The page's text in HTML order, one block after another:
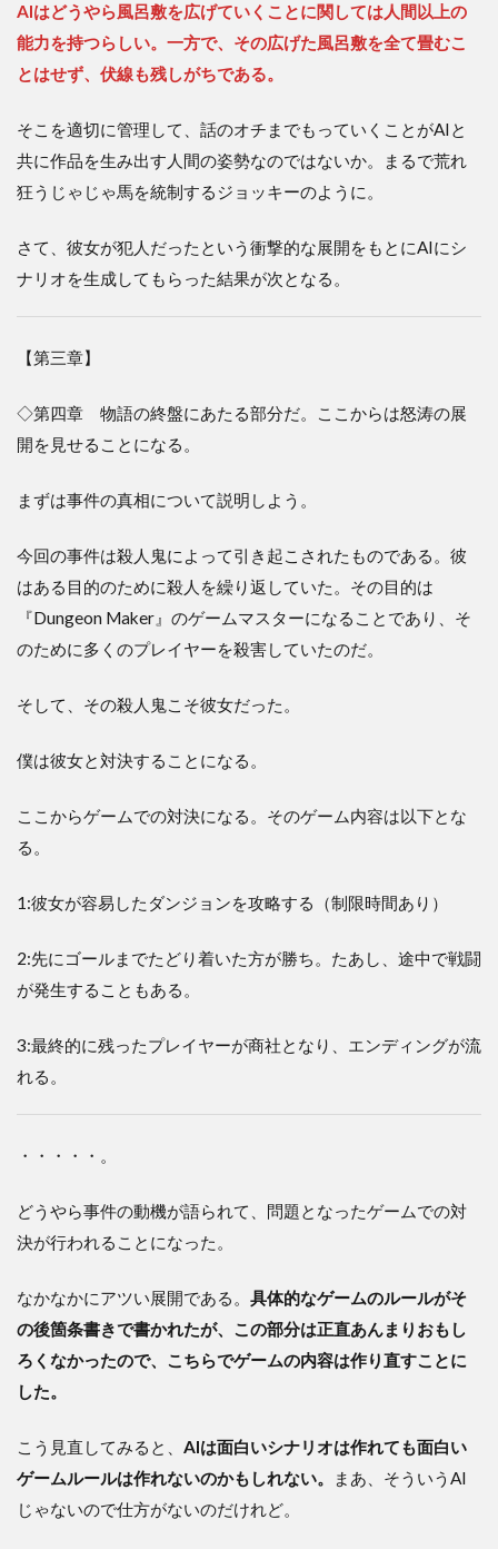
AIはどうやら風呂敷を広げていくことに関しては人間以上の
能力を持つらしい。一方で、その広げた風呂敷を全て畳むこ
とはせず、伏線も残しがちである。
そこを適切に管理して、話のオチまでもっていくことがAIと
共に作品を生み出す人間の姿勢なのではないか。まるで荒れ
狂うじゃじゃ馬を統制するジョッキーのように。
さて、彼女が犯人だったという衝撃的な展開をもとにAIにシ
ナリオを生成してもらった結果が次となる。
【第三章】
◇第四章 物語の終盤にあたる部分だ。ここからは怒涛の展
開を見せることになる。
まずは事件の真相について説明しよう。
今回の事件は殺人鬼によって引き起こされたものである。彼
はある目的のために殺人を繰り返していた。その目的は
『Dungeon Maker』のゲームマスターになることであり、そ
のために多くのプレイヤーを殺害していたのだ。
そして、その殺人鬼こそ彼女だった。
僕は彼女と対決することになる。
ここからゲームでの対決になる。そのゲーム内容は以下とな
る。
1:彼女が容易したダンジョンを攻略する（制限時間あり）
2:先にゴールまでたどり着いた方が勝ち。たあし、途中で戦闘
が発生することもある。
3:最終的に残ったプレイヤーが商社となり、エンディングが流
れる。
・・・・・。
どうやら事件の動機が語られて、問題となったゲームでの対
決が行われることになった。
なかなかにアツい展開である。 具体的なゲームのルールがそ
の後箇条書きで書かれたが、この部分は正直あんまりおもし
ろくなかったので、こちらでゲームの内容は作り直すことに
した。
こう見直してみると、 AIは面白いシナリオは作れても面白い
ゲームルールは作れないのかもしれない。
まあ、そういうAI
じゃないので仕方がないのだけれど。